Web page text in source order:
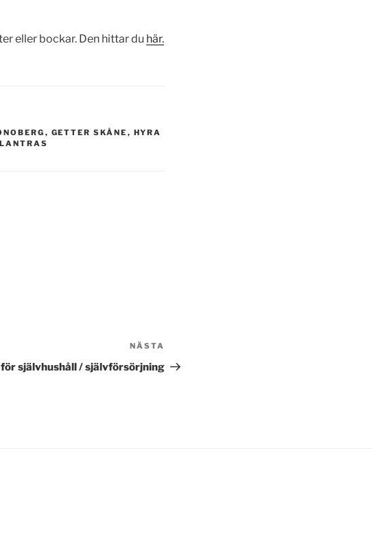
eller bockar. Den hittar du här.
, GETTER SKÅNE , HYRA
inlägg
NÄSTA
självhushåll / självförsörjning